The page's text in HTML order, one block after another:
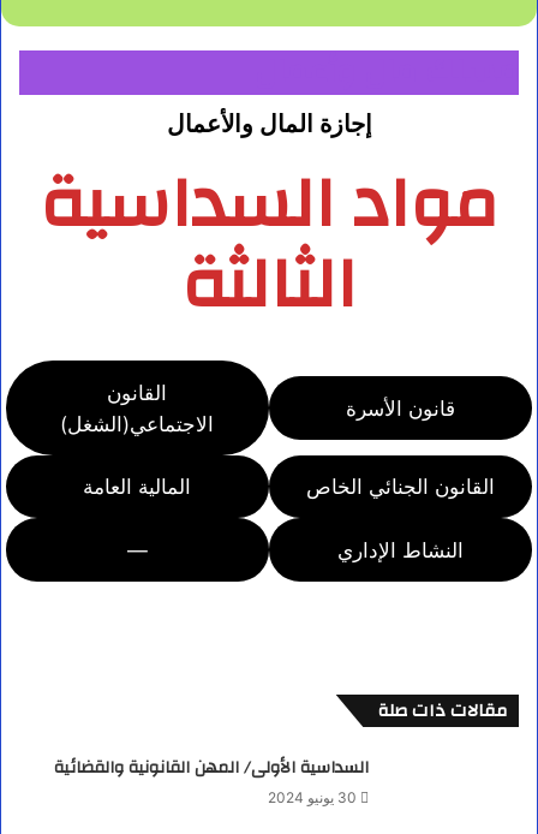
إجازة المال والأعمال
مواد السداسية
الثالثة
قانون الأسرة
القانون
الاجتماعي(الشغل)
القانون الجنائي الخاص المالية العامة
النشاط الإداري —
مقالات ذات صلة
السداسية الأولى/ المهن القانونية والقضائية
30 يونيو 2024